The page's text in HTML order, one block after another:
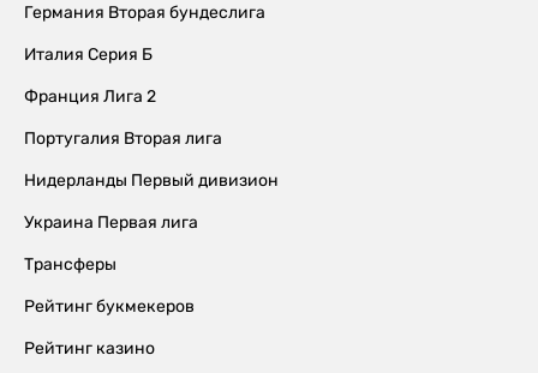
Германия Вторая бундеслига
Италия Серия Б
Франция Лига 2
Португалия Вторая лига
Нидерланды Первый дивизион
Украина Первая лига
Трансферы
Рейтинг букмекеров
Рейтинг казино